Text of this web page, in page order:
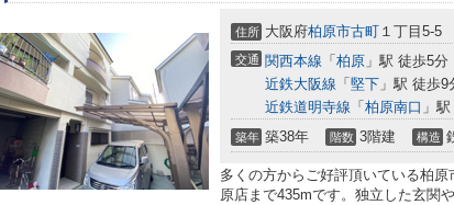
住所 大阪府柏原市古町 １丁目5-5
交通 関西本線 「 柏原 」駅 徒歩5分
近鉄大阪線 「 堅下 」駅 徒歩9
近鉄道明寺線 「 柏原南口 」
築年 築38年 階数 3階建 構造
多くの方からご好評頂いている柏
原店まで435mです。独立した玄関